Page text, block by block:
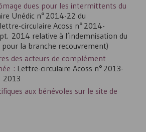
dues pour les intermittents du
Unédic n° 2014-22 du
lettre-circulaire Acoss n° 2014-
2014 relative à l’indemnisation du
la branche recouvrement)
des acteurs de complément
: Lettre-circulaire Acoss n° 2013-
2013
aux bénévoles sur le site de